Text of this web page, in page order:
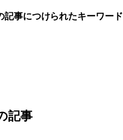
記事につけられたキーワード
記事